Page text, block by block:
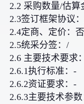
2.2 采购数量/估
2.3签订框架协议
2.4定商、定价：否
2.5统采分签：/
2.6 主要技术要求：
2.6.1执行标准：-
2.6.2资证要求：-
2.6.3主要技术参